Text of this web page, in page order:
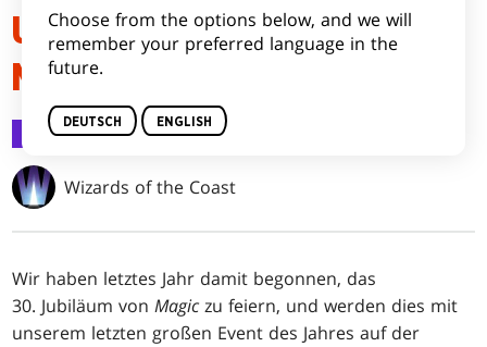
UNSEREM GEN CON PANEL
MAGIC AT 30
Feature 5. Aug. 2023
Wizards of the Coast
Wir haben letztes Jahr damit begonnen, das
30. Jubiläum vonMagic zu feiern, und werden dies mit
unserem letzten großen Event des Jahres auf der
Choose from the options below, and we will
remember your preferred language in the
future.
DEUTSCH ENGLISH